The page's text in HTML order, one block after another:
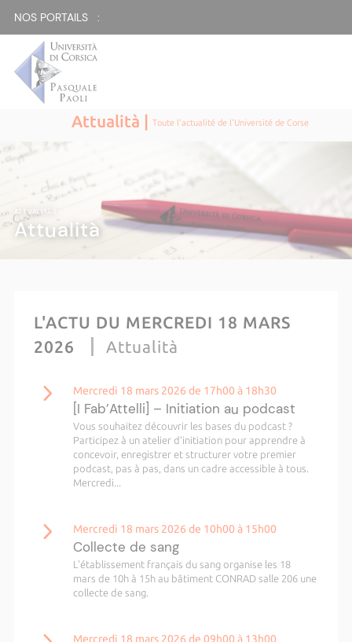
NOS PORTAILS :
Attualità |Toute l'actualité de l'Université de Corse
ATTUALITÀ |
Attualità
L'ACTU DU MERCREDI 18 MARS
2026
Attualità
Mercredi 18 mars 2026 de 17h00 à 18h30
[I Fab’Attelli] – Initiation au podcast
Vous souhaitez découvrir les bases du podcast ?
Participez à un atelier d’initiation pour apprendre à
concevoir, enregistrer et structurer votre premier
podcast, pas à pas, dans un cadre accessible à tous.
Mercredi...
Mercredi 18 mars 2026 de 10h00 à 15h00
Collecte de sang
L'établissement français du sang organise les 18
mars de 10h à 15h au bâtiment CONRAD salle 206 une
collecte de sang.
Mercredi 18 mars 2026 de 09h00 à 13h00